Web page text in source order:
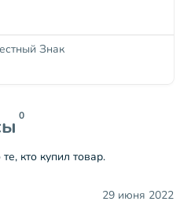
Знак
0
кто купил товар.
29 июня 2022